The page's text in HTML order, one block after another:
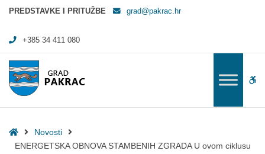
ENERGETSKA OBNOVA STAMBENIH ZGRADA U ovom ciklusu
PREDSTAVKE I PRITUŽBE grad@pakrac.hr
+385 34 411 080
HomeNovosti
ENERGETSKA OBNOVA STAMBENIH ZGRADA U ovom ciklusu